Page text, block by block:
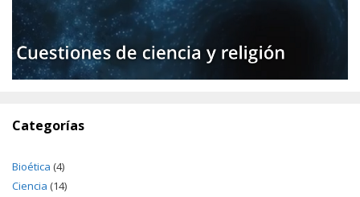
Categorías
Bioética (4)
Ciencia (14)